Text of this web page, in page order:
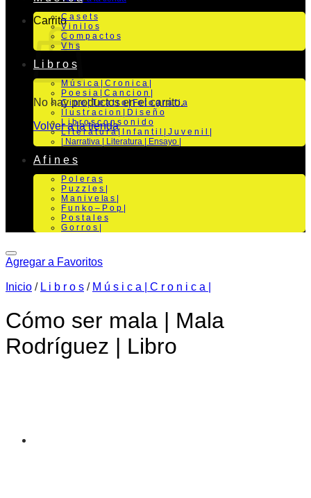
Carrito
No hay productos en el carrito.
Volver a la tienda
C a s e t s
V i n i l o s
C o m p a c t o s
V h s
L i b r o s
M ú s i c a | C r o n i c a |
P o e s i a | C a n c i o n |
C i n e | T e a t r o | Fo t o g r a f i a
I l u s t r a c i o n | D i s e ñ o
L i b r o s c o n s o n i d o
L i t e r a t u r a | I n f a n t i l | J u v e n i l |
| Narrativa | Literatura | Ensayo |
A f i n e s
P o l e r a s
P u z z l e s |
M a n i v e la s |
F u n k o – P o p |
P o s t a l e s
G o r r o s |
Agregar a Favoritos
Inicio / L i b r o s / M ú s i c a | C r o n i c a |
Cómo ser mala | Mala
Rodríguez | Libro